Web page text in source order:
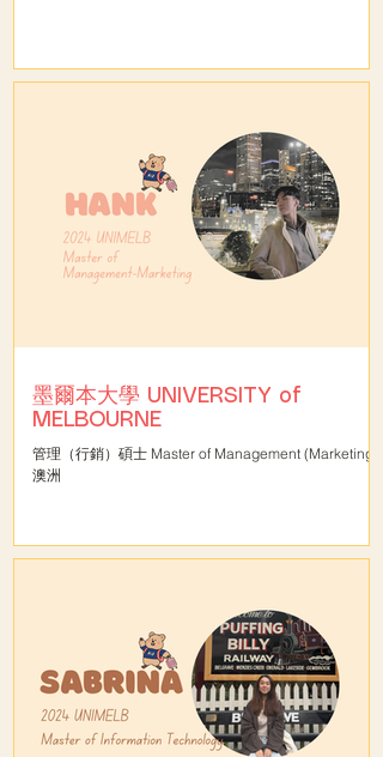
墨爾本大學 UNIVERSITY of
MELBOURNE
管理（行銷）碩士 Master of Management (Marketing)#
澳洲